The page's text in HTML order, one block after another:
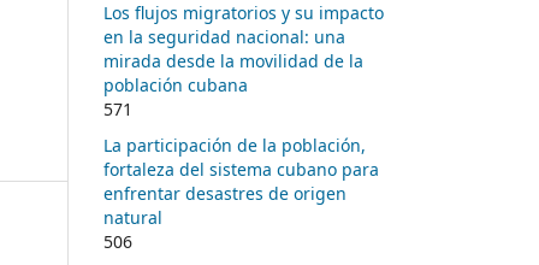
Los flujos migratorios y su impacto
en la seguridad nacional: una
mirada desde la movilidad de la
población cubana
571
La participación de la población,
fortaleza del sistema cubano para
enfrentar desastres de origen
natural
506